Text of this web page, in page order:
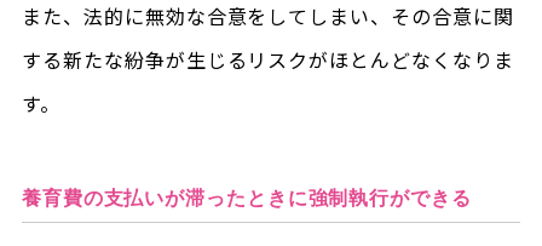
また、法的に無効な合意をしてしまい、その合意に関
する新たな紛争が生じるリスクがほとんどなくなりま
す。
養育費の支払いが滞ったときに強制執行ができる